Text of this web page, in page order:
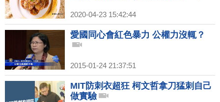
2020-04-23 15:42:44
愛國同心會紅色暴力 公權力沒輒？
2015-01-24 21:37:51
MIT防刺衣超狂 柯文哲拿刀猛刺自己
做實驗